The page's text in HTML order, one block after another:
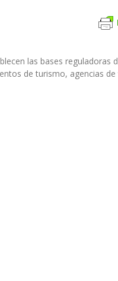
las bases
de turismo, agencias